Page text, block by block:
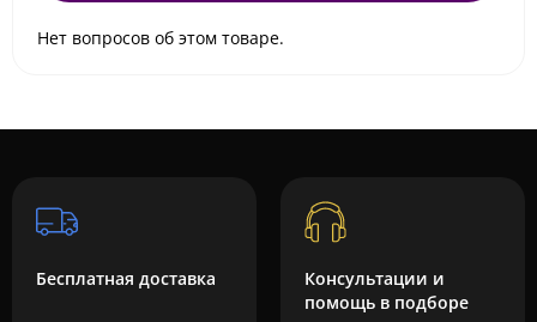
Нет вопросов об этом товаре.
Бесплатная доставка
Консультации и
помощь в подборе